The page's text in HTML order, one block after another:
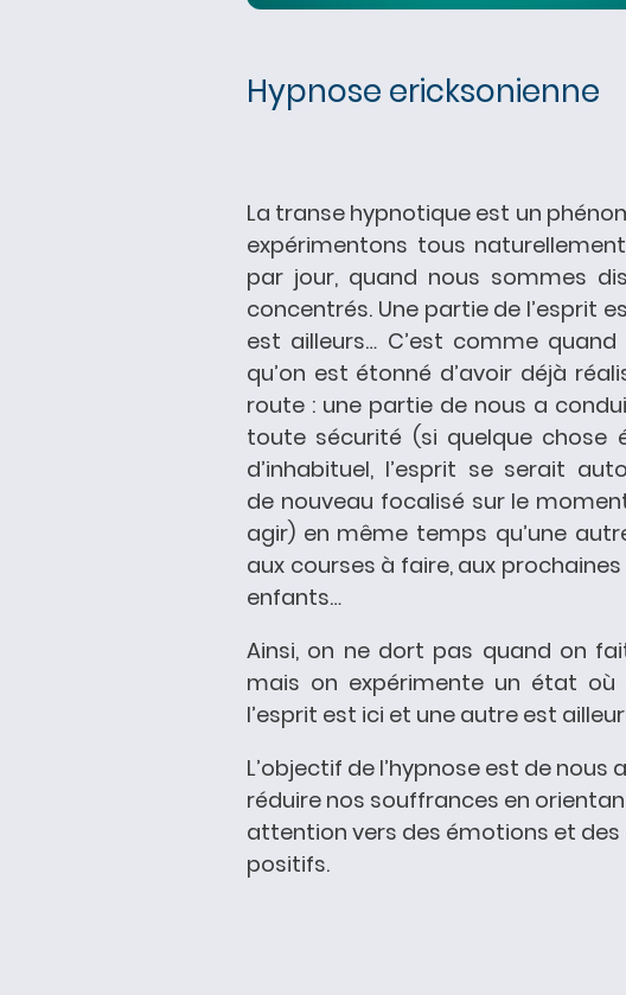
Hypnose ericksonienne
La transe hypnotique est un
expérimentons tous
par jour, quand nous sommes
concentrés. Une partie de l’esprit
est ailleurs… C’est comme
qu’on est étonné d’avoir déjà
route : une partie de nous a
toute sécurité (si quelque chose
d’inhabituel, l’esprit se serait
de nouveau focalisé sur le
agir) en même temps qu’une
aux courses à faire, aux
enfants…
Ainsi, on ne dort pas quand on
mais on expérimente un état où
l’esprit est ici et une autre est
L’objectif de l’hypnose est de nous
réduire nos souffrances en
attention vers des émotions et
positifs.